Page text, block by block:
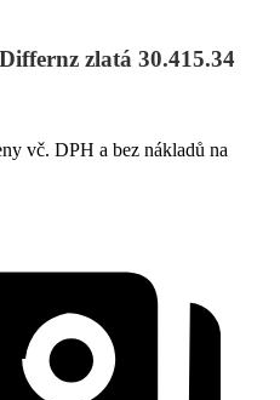
zlatá 30.415.34
vč. DPH a bez nákladů na